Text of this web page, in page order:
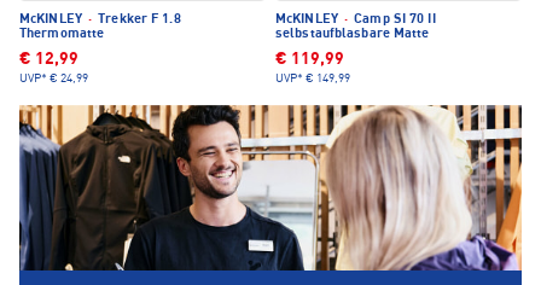
McKINLEY ·
Trekker F 1.8
Thermomatte
€ 12,99
UVP* € 24,99
McKINLEY · Camp SI 70 II
selbstaufblasbare Matte
€ 119,99
UVP* € 149,99